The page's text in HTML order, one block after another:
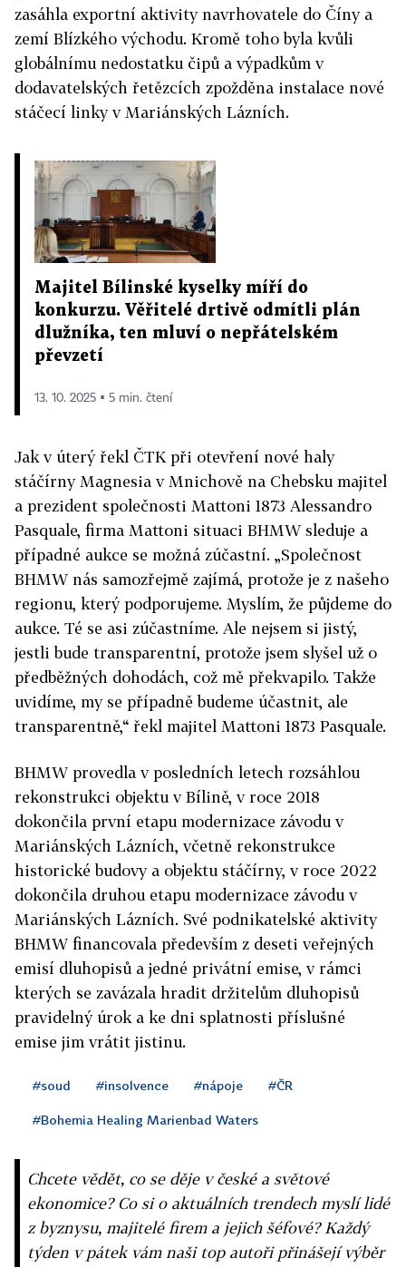
zasáhla exportní aktivity navrhovatele do Číny a
zemí Blízkého východu. Kromě toho byla kvůli
globálnímu nedostatku čipů a výpadkům v
dodavatelských řetězcích zpožděna instalace nové
stáčecí linky v Mariánských Lázních.
Majitel Bílinské kyselky míří do
konkurzu. Věřitelé drtivě odmítli plán
dlužníka, ten mluví o nepřátelském
převzetí
13. 10. 2025 ▪ 5 min. čtení
Jak v úterý řekl ČTK při otevření nové haly
stáčírny Magnesia v Mnichově na Chebsku majitel
a prezident společnosti Mattoni 1873 Alessandro
Pasquale, firma Mattoni situaci BHMW sleduje a
případné aukce se možná zúčastní. „Společnost
BHMW nás samozřejmě zajímá, protože je z našeho
regionu, který podporujeme. Myslím, že půjdeme do
aukce. Té se asi zúčastníme. Ale nejsem si jistý,
jestli bude transparentní, protože jsem slyšel už o
předběžných dohodách, což mě překvapilo. Takže
uvidíme, my se případně budeme účastnit, ale
transparentně,“ řekl majitel Mattoni 1873 Pasquale.
BHMW provedla v posledních letech rozsáhlou
rekonstrukci objektu v Bílině, v roce 2018
dokončila první etapu modernizace závodu v
Mariánských Lázních, včetně rekonstrukce
historické budovy a objektu stáčírny, v roce 2022
dokončila druhou etapu modernizace závodu v
Mariánských Lázních. Své podnikatelské aktivity
BHMW financovala především z deseti veřejných
emisí dluhopisů a jedné privátní emise, v rámci
kterých se zavázala hradit držitelům dluhopisů
pravidelný úrok a ke dni splatnosti příslušné
emise jim vrátit jistinu.
#soud #insolvence #nápoje #ČR
#Bohemia Healing Marienbad Waters
Chcete vědět, co se děje v české a světové
ekonomice? Co si o aktuálních trendech myslí lidé
z byznysu, majitelé firem a jejich šéfové? Každý
týden v pátek vám naši top autoři přinášejí výběr